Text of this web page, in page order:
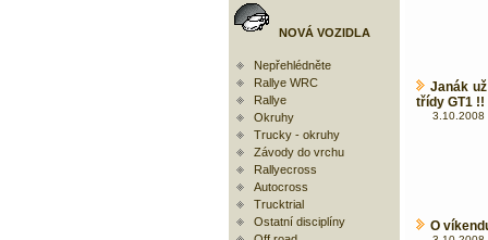
NOVÁ VOZIDLA
Nepřehlédněte
Rallye WRC
Rallye
Okruhy
Trucky - okruhy
Závody do vrchu
Rallyecross
Autocross
Trucktrial
Ostatní disciplíny
Janák
třídy GT1 !!
3.10.2008
O